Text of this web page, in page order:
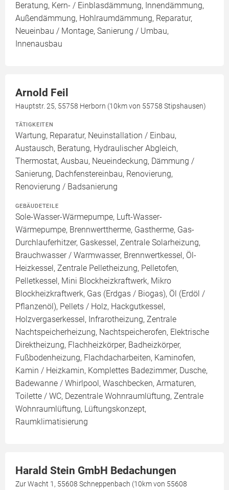
Beratung, Kern- / Einblasdämmung, Innendämmung,
Außendämmung, Hohlraumdämmung, Reparatur,
Neueinbau / Montage, Sanierung / Umbau,
Innenausbau
Arnold Feil
Hauptstr. 25, 55758 Herborn (10km von 55758 Stipshausen)
TÄTIGKEITEN
Wartung, Reparatur, Neuinstallation / Einbau,
Austausch, Beratung, Hydraulischer Abgleich,
Thermostat, Ausbau, Neueindeckung, Dämmung /
Sanierung, Dachfenstereinbau, Renovierung,
Renovierung / Badsanierung
GEBÄUDETEILE
Sole-Wasser-Wärmepumpe, Luft-Wasser-
Wärmepumpe, Brennwerttherme, Gastherme, Gas-
Durchlauferhitzer, Gaskessel, Zentrale Solarheizung,
Brauchwasser / Warmwasser, Brennwertkessel, Öl-
Heizkessel, Zentrale Pelletheizung, Pelletofen,
Pelletkessel, Mini Blockheizkraftwerk, Mikro
Blockheizkraftwerk, Gas (Erdgas / Biogas), Öl (Erdöl /
Pflanzenöl), Pellets / Holz, Hackgutkessel,
Holzvergaserkessel, Infrarotheizung, Zentrale
Nachtspeicherheizung, Nachtspeicherofen, Elektrische
Direktheizung, Flachheizkörper, Badheizkörper,
Fußbodenheizung, Flachdacharbeiten, Kaminofen,
Kamin / Heizkamin, Komplettes Badezimmer, Dusche,
Badewanne / Whirlpool, Waschbecken, Armaturen,
Toilette / WC, Dezentrale Wohnraumlüftung, Zentrale
Wohnraumlüftung, Lüftungskonzept,
Raumklimatisierung
Harald Stein GmbH Bedachungen
Zur Wacht 1, 55608 Schneppenbach (10km von 55608